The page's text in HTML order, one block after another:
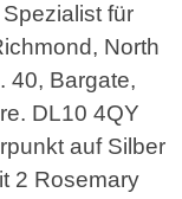
für
North
40, Bargate,
DL10 4QY
auf Silber
2 Rosemary